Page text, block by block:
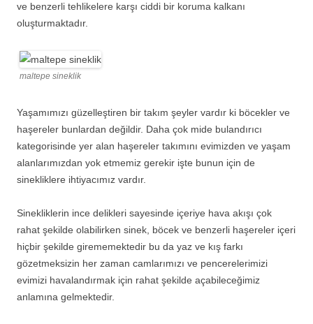
ve benzerli tehlikelere karşı ciddi bir koruma kalkanı
oluşturmaktadır.
maltepe sineklik
Yaşamımızı güzelleştiren bir takım şeyler vardır ki böcekler ve
haşereler bunlardan değildir. Daha çok mide bulandırıcı
kategorisinde yer alan haşereler takımını evimizden ve yaşam
alanlarımızdan yok etmemiz gerekir işte bunun için de
sinekliklere ihtiyacımız vardır.
Sinekliklerin ince delikleri sayesinde içeriye hava akışı çok
rahat şekilde olabilirken sinek, böcek ve benzerli haşereler içeri
hiçbir şekilde girememektedir bu da yaz ve kış farkı
gözetmeksizin her zaman camlarımızı ve pencerelerimizi
evimizi havalandırmak için rahat şekilde açabileceğimiz
anlamına gelmektedir.